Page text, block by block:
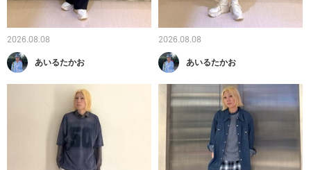
2026.08.08
あいるたかお
2026.08.08
あいるたかお